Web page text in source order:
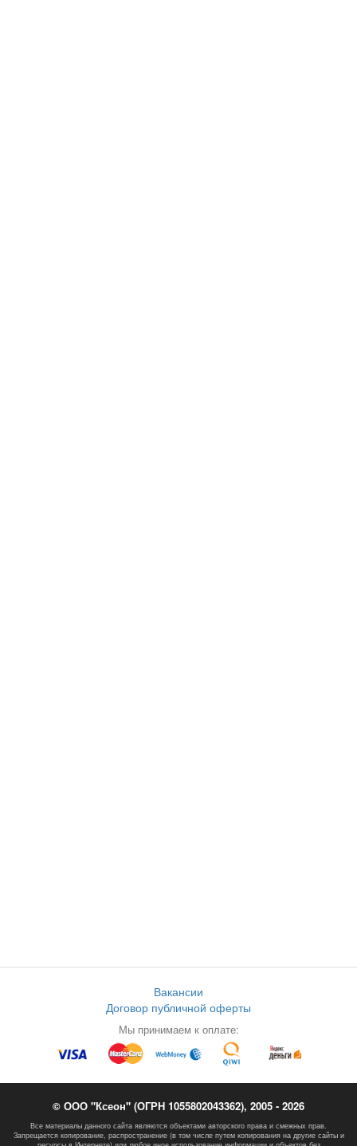
Вакансии
Договор публичной оферты
Мы принимаем к оплате:
© ООО "Ксеон" (ОГРН 1055802043362), 2005 - 2026
Все материалы данного сайта являются объектами авторского права и смежных прав.
Запрещается копирование, распространение (в том числе путем копирования на другие сайты и